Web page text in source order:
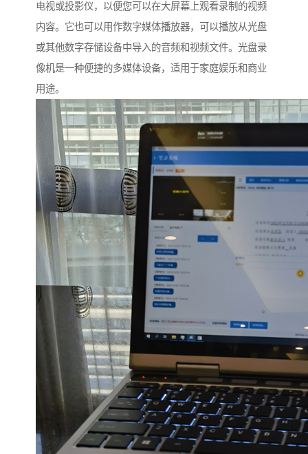
电视或投影仪，以便您可以在大屏幕上观看录制的视频
内容。它也可以用作数字媒体播放器，可以播放从光盘
或其他数字存储设备中导入的音频和视频文件。光盘录
像机是一种便捷的多媒体设备，适用于家庭娱乐和商业
用途。